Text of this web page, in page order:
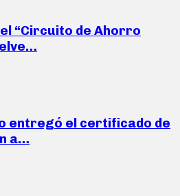
“Circuito de Ahorro
entregó el certificado de
a…